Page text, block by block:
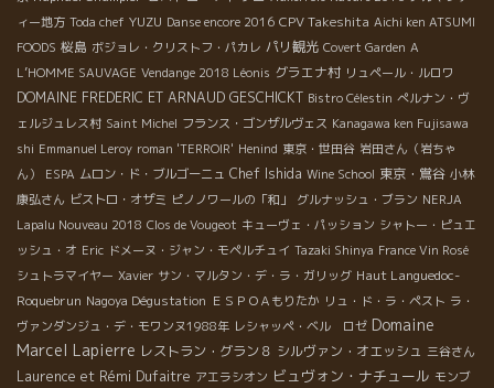
ィー地方 Toda chef YUZU Danse encore 2016 CPV Takeshita Aichi ken ATSUMI
FOODS 桜島 ボジョレ・クリストフ・パカレ パリ観光 Covert Garden A
L’HOMME SAUVAGE Vendange 2018 Léonis グラエナ村 リュペール・ルロワ
DOMAINE FREDERIC ET ARNAUD GESCHICKT Bistro Célestin ぺルナン・ヴ
ェルジュレス村 Saint Michel フランス・ゴンザルヴェス Kanagawa ken Fujisawa
shi Emmanuel Leroy roman 'TERROIR' Henind 東京・世田谷 岩田さん（岩ちゃ
ん）
ESPA ムロン・ド・ブルゴーニュ Chef Ishida Wine School 東京・鴬谷 小林
康弘さん ビストロ・オザミ ピノノワールの「和」 グルナッシュ・ブラン NERJA
Lapalu Nouveau 2018 Clos de Vougeot キューヴェ・パッション シャトー・ピュエ
ッシュ・オ Eric ドメーヌ・ジャン・モペルチュイ Tazaki Shinya France Vin Rosé
シュトラマイヤー Xavier サン・マルタン・デ・ラ・ガリッグ Haut Languedoc-
Roquebrun Nagoya Dégustation ＥＳＰＯＡもりたか リュ・ド・ラ・ペスト ラ・
ヴァンダンジュ・デ・モワンヌ1988年 レシャッペ・ベル ロゼ Domaine
Marcel Lapierre レストラン・グラン８ シルヴァン・オエッシュ 三谷さん
Laurence et Rémi Dufaitre アエラシオン ビュヴォン・ナチュール モンブ